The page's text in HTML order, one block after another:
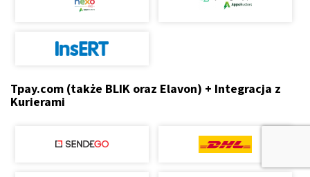
Tpay.com (także BLIK oraz Elavon) + Integracja z
Kurierami